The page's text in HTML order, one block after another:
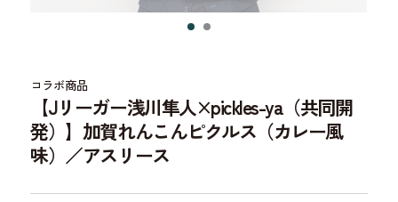
コラボ商品
【Jリーガー浅川隼人×pickles-ya（共同開
発）】加賀れんこんピクルス（カレー風
味）／アスリース